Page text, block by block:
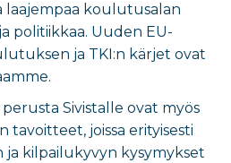
laajempaa koulutusalan
politiikkaa. Uuden EU-
ja TKI:n kärjet ovat
Sivistalle ovat myös
tavoitteet, joissa erityisesti
ja kilpailukyvyn kysymykset